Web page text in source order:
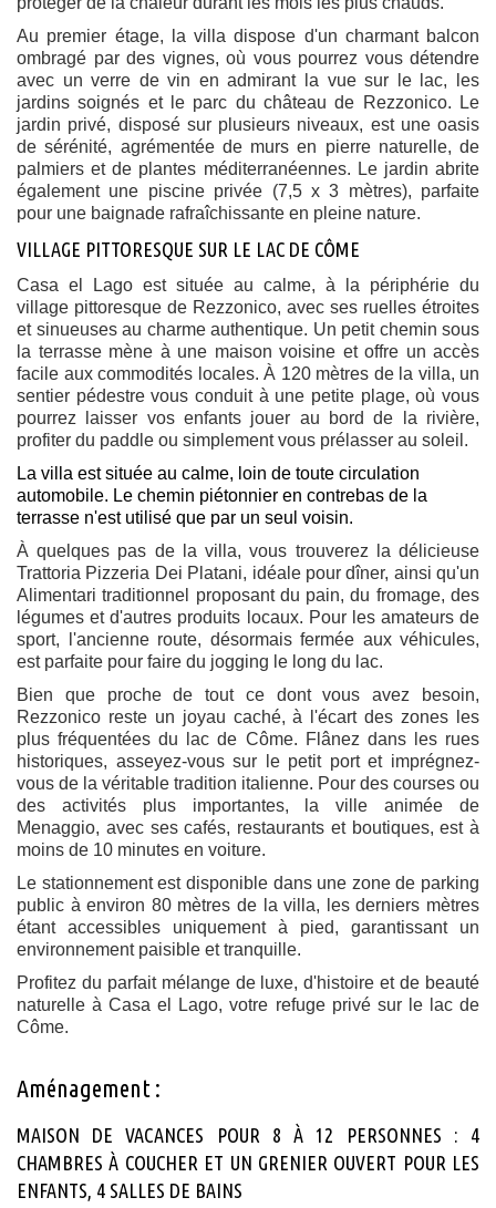
Au premier étage, la villa dispose d'un charmant balcon
ombragé par des vignes, où vous pourrez vous détendre
avec un verre de vin en admirant la vue sur le lac, les
jardins soignés et le parc du château de Rezzonico. Le
jardin privé, disposé sur plusieurs niveaux, est une oasis
de sérénité, agrémentée de murs en pierre naturelle, de
palmiers et de plantes méditerranéennes. Le jardin abrite
également une piscine privée (7,5 x 3 mètres), parfaite
pour une baignade rafraîchissante en pleine nature.
VILLAGE PITTORESQUE SUR LE LAC DE CÔME
Casa el Lago est située au calme, à la périphérie du
village pittoresque de Rezzonico, avec ses ruelles étroites
et sinueuses au charme authentique. Un petit chemin sous
la terrasse mène à une maison voisine et offre un accès
facile aux commodités locales. À 120 mètres de la villa, un
sentier pédestre vous conduit à une petite plage, où vous
pourrez laisser vos enfants jouer au bord de la rivière,
profiter du paddle ou simplement vous prélasser au soleil.
La villa est située au calme, loin de toute circulation
automobile. Le chemin piétonnier en contrebas de la
terrasse n'est utilisé que par un seul voisin.
À quelques pas de la villa, vous trouverez la délicieuse
Trattoria Pizzeria Dei Platani, idéale pour dîner, ainsi qu'un
Alimentari traditionnel proposant du pain, du fromage, des
légumes et d'autres produits locaux. Pour les amateurs de
sport, l'ancienne route, désormais fermée aux véhicules,
est parfaite pour faire du jogging le long du lac.
Bien que proche de tout ce dont vous avez besoin,
Rezzonico reste un joyau caché, à l'écart des zones les
plus fréquentées du lac de Côme. Flânez dans les rues
historiques, asseyez-vous sur le petit port et imprégnez-
vous de la véritable tradition italienne. Pour des courses ou
des activités plus importantes, la ville animée de
Menaggio, avec ses cafés, restaurants et boutiques, est à
moins de 10 minutes en voiture.
Le stationnement est disponible dans une zone de parking
public à environ 80 mètres de la villa, les derniers mètres
étant accessibles uniquement à pied, garantissant un
environnement paisible et tranquille.
Profitez du parfait mélange de luxe, d'histoire et de beauté
naturelle à Casa el Lago, votre refuge privé sur le lac de
Côme.
Aménagement :
MAISON DE VACANCES POUR 8 À 12 PERSONNES : 4
CHAMBRES À COUCHER ET UN GRENIER OUVERT POUR LES
ENFANTS, 4 SALLES DE BAINS